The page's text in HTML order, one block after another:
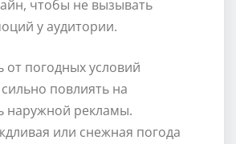
чтобы не вызывать
у аудитории.
от погодных условий
повлиять на
наружной рекламы.
или снежная погода